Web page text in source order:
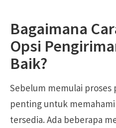
Bagaimana
Opsi
Baik?
Sebelum memulai proses
penting untuk
tersedia. Ada beberapa